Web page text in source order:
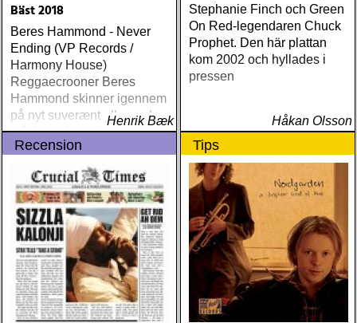
Bäst 2018
Beres Hammond - Never
Ending (VP Records /
Harmony House)
Reggaecrooner Beres
Hammond skinner igennem
på nyt suverænt album, der
måske er hans bedste
gennem tiderne
Henrik Bæk
Stephanie Finch och Green
On Red-legendaren Chuck
Prophet. Den här plattan
kom 2002 och hyllades i
pressen
Håkan Olsson
Recension Tips